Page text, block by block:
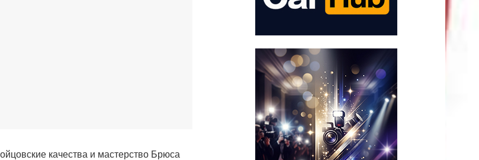
качества и мастерство Брюса